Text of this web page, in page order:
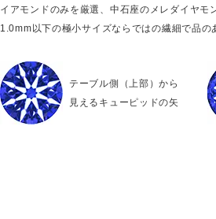
イアモンドのみを厳選、中石座のメレダイヤモ
1.0mm以下の極小サイズならではの繊細で品の
テーブル側（上部）から
見えるキューピッドの矢